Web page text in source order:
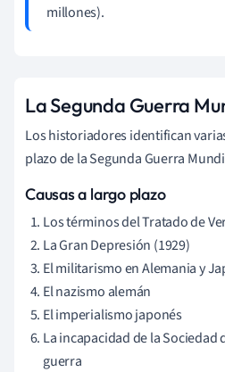
millones).
La Segunda Guerra
Los historiadores identifican
plazo de la Segunda Guerra
Causas a largo plazo
Los términos del Tratado de
La Gran Depresión (1929)
El militarismo en Alemania y
El nazismo alemán
El imperialismo japonés
La incapacidad de la Sociedad
guerra